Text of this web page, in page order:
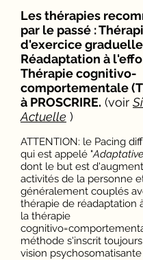
Les thérapies
par le passé :
d'exercice
Réadaptation à
Thérapie cognitivo-
comportementale
à PROSCRIRE. (voir
Actuelle )
ATTENTION: le Pacing
qui est appelé "
dont le but est
activités de la personne
généralement couplés
thérapie de réadaptation
la thérapie
méthode s'inscrit
vision psychosomatisante